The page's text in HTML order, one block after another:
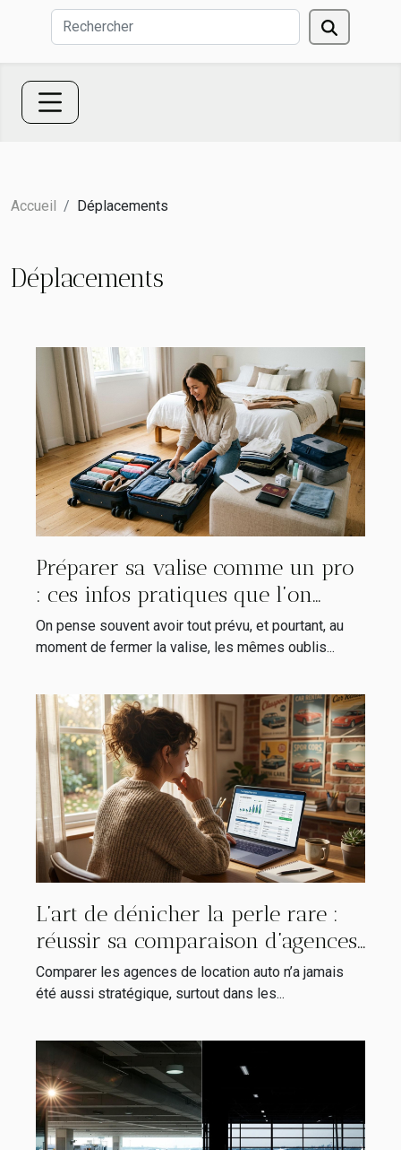
Accueil Déplacements
Déplacements
Préparer sa valise comme un pro
: ces infos pratiques que l’on
oublie toujours
On pense souvent avoir tout prévu, et pourtant, au
moment de fermer la valise, les mêmes oublis...
L’art de dénicher la perle rare :
réussir sa comparaison d’agences
de location auto
Comparer les agences de location auto n’a jamais
été aussi stratégique, surtout dans les...